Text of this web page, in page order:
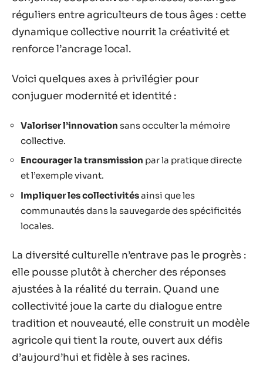
réguliers entre agriculteurs de tous âges : cette
dynamique collective nourrit la créativité et
renforce l’ancrage local.
Voici quelques axes à privilégier pour
conjuguer modernité et identité :
Valoriser l’innovation sans occulter la mémoire
collective.
Encourager la transmission par la pratique directe
et l’exemple vivant.
Impliquer les collectivitésainsi que les
communautés dans la sauvegarde des spécificités
locales.
La diversité culturelle n’entrave pas le progrès :
elle pousse plutôt à chercher des réponses
ajustées à la réalité du terrain. Quand une
collectivité joue la carte du dialogue entre
tradition et nouveauté, elle construit un modèle
agricole qui tient la route, ouvert aux défis
d’aujourd’hui et fidèle à ses racines.